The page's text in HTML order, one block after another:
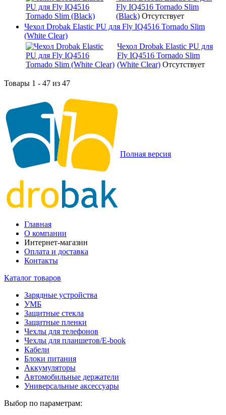
Fly IQ4516 Tornado Slim
(Black) Отсутствует
Чехол Drobak Elastic PU для Fly IQ4516 Tornado Slim
(White Clear)
Чехол Drobak Elastic PU для
Fly IQ4516 Tornado Slim
(White Clear) Отсутствует
Товары 1 - 47 из 47
Полная версия
Главная
О компании
Интернет-магазин
Оплата и доставка
Контакты
Каталог товаров
Зарядные устройства
УМБ
Защитные стекла
Защитные пленки
Чехлы для телефонов
Чехлы для планшетов/E-book
Кабели
Блоки питания
Аккумуляторы
Автомобильные держатели
Универсальные аксессуары
Выбор по параметрам: